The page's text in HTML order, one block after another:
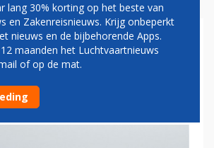
PIA
ASIEL
lang 30% korting op het beste van
en Zakenreisnieuws. Krijg onbeperkt
nieuws en de bijbehorende Apps.
maanden het Luchtvaartnieuws
of op de mat.